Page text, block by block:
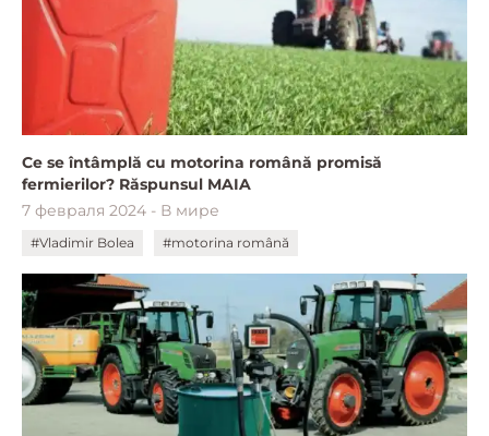
Ce se întâmplă cu motorina română promisă
fermierilor? Răspunsul MAIA
7 февраля 2024 - В мире
#Vladimir Bolea #motorina română